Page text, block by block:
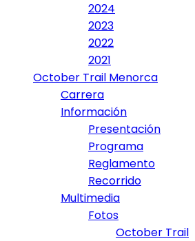
2024
2023
2022
2021
October Trail Menorca
Carrera
Información
Presentación
Programa
Reglamento
Recorrido
Multimedia
Fotos
October Trail